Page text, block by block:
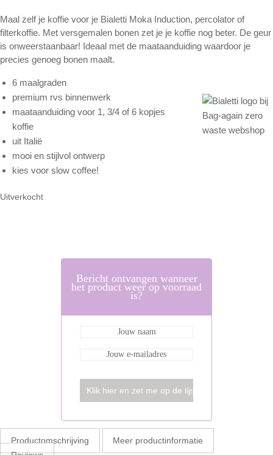
Maal zelf je koffie voor je Bialetti Moka Induction, percolator of
filterkoffie. Met versgemalen bonen zet je je koffie nog beter. De geur
is onweerstaanbaar! Ideaal met de maataanduiding waardoor je
precies genoeg bonen maalt.
6 maalgraden
premium rvs binnenwerk
maataanduiding voor 1, 3/4 of 6 kopjes
koffie
uit Italië
mooi en stijlvol ontwerp
kies voor slow coffee!
Uitverkocht
Bericht ontvangen wanneer
het product weer op voorraad
is?
Productomschrijving
Meer productinformatie